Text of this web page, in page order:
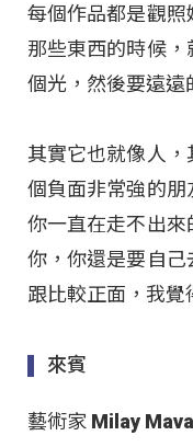
每個作品都是觀
那些東西的時候
個光，然後要遠遠
其實它也就像人
個負面非常強的
你一直在走不出
你，你還是要自
跟比較正面，我覺
來賓
藝術家 Milay